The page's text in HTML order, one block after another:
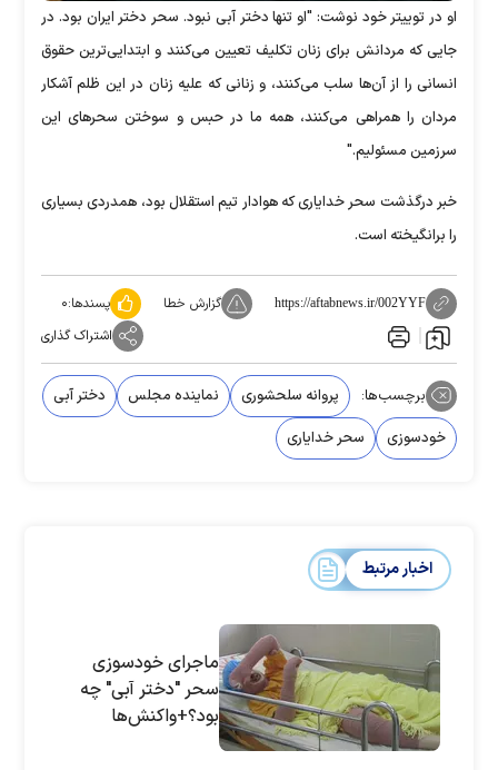
او در توییتر خود نوشت: "او تنها دختر آبی نبود. سحر دختر ایران بود. در
جایی که مردانش برای زنان تکلیف تعیین می‌کنند و ابتدایی‌ترین حقوق
انسانی‌ را از آن‌ها سلب می‌کنند، و زنانی که علیه زنان در این ظلم آشکار
مردان را همراهی می‌کنند، همه ما در حبس و سوختن سحرهای این
سرزمین مسئولیم."
خبر درگذشت سحر خدایاری که هوادار تیم استقلال بود، همدردی بسیاری
را برانگیخته است.
https://aftabnews.ir/002YYF گزارش خطا پسندها:۰
اشتراک گذاری
برچسب‌ها: پروانه سلحشوری نماینده مجلس
دختر آبی
خودسوزی
سحر خدایاری
اخبار مرتبط
ماجرای خودسوزی
سحر "دختر آبی" چه
بود؟+واکنش‌ها